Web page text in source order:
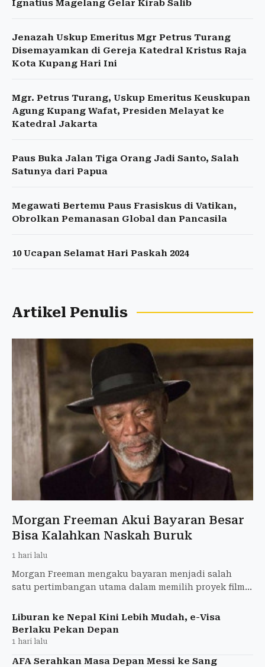
Ignatius Magelang Gelar Kirab Salib
Jenazah Uskup Emeritus Mgr Petrus Turang
Disemayamkan di Gereja Katedral Kristus Raja
Kota Kupang Hari Ini
Mgr. Petrus Turang, Uskup Emeritus Keuskupan
Agung Kupang Wafat, Presiden Melayat ke
Katedral Jakarta
Paus Buka Jalan Tiga Orang Jadi Santo, Salah
Satunya dari Papua
Megawati Bertemu Paus Frasiskus di Vatikan,
Obrolkan Pemanasan Global dan Pancasila
10 Ucapan Selamat Hari Paskah 2024
Artikel Penulis
Morgan Freeman Akui Bayaran Besar
Bisa Kalahkan Naskah Buruk
1 hari lalu
Morgan Freeman mengaku bayaran menjadi salah
satu pertimbangan utama dalam memilih proyek film.
menjelang penay
Liburan ke Nepal Kini Lebih Mudah, e-Visa
Berlaku Pekan Depan
1 hari lalu
AFA Serahkan Masa Depan Messi ke Sang